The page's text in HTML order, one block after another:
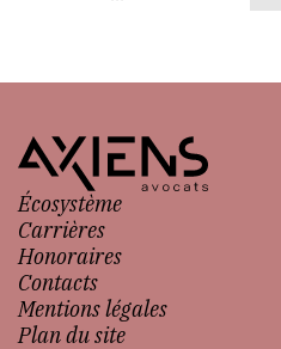
Écosystème
Carrières
Honoraires
Contacts
Mentions légales
Plan du site